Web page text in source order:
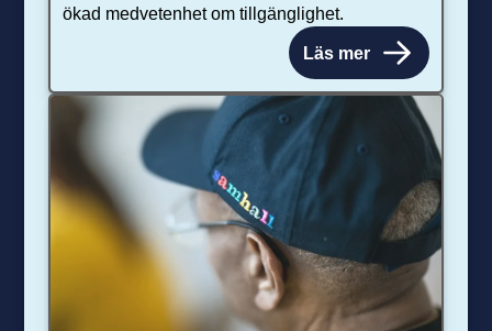
ökad medvetenhet om tillgänglighet.
Läs mer